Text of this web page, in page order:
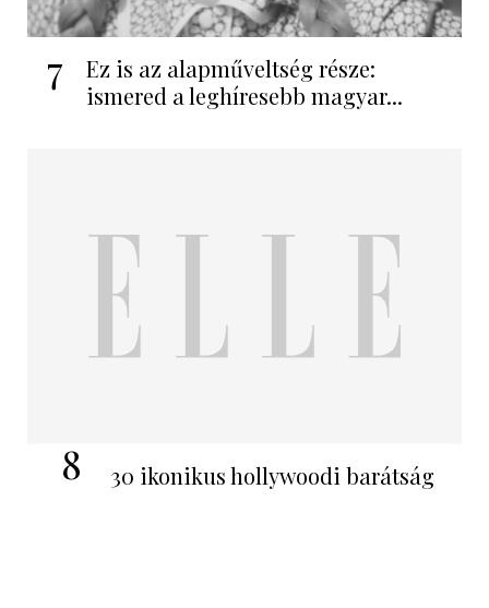
7
Ez is az alapműveltség része:
ismered a leghíresebb magyar...
8 30 ikonikus hollywoodi barátság